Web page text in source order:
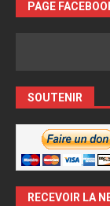
PAGE
SOUTENIR
RECEVOIR LA